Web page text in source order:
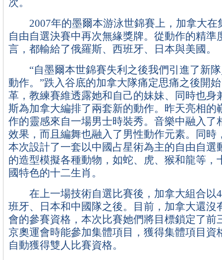
次。
2007年的墨爾本游泳世錦賽上，加拿大在
自由自選決賽中再次無緣獎牌。從動作的精準
言，都輸給了俄羅斯、西班牙、日本與美國。
“自墨爾本世錦賽失利之後我們引進了新隊
動作。”跌入谷底的加拿大隊痛定思痛之後開
革，教練賽維透露她和自己的妹妹、同時也身
斯為加拿大編排了兩套新的動作。昨天亮相的
作的靈感來自一場男士時裝秀。音樂中融入了
效果，而且編舞也融入了男性動作元素。同時
本次設計了一套以中國占星術為主的自由自選
的造型模擬各種動物，如蛇、虎、猴和龍等，
國特色的十二生肖。
在上一場技術自選比賽後，加拿大組合以
班牙、日本和中國隊之後。目前，加拿大還沒
會的參賽資格，本次比賽她們將目標鎖定了前
京奧運會時能參加集體項目，獲得集體項目資
自動獲得雙人比賽資格。